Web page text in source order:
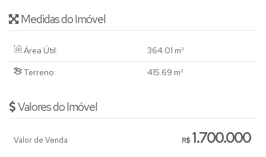
Medidas do Imóvel
Área Útil: 364.01 m²
Terreno: 415.69 m²
Valores do Imóvel
R$1.700.000
Valor de Venda